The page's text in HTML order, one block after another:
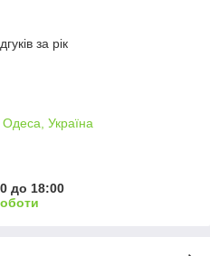
за рік
Україна
до 18:00